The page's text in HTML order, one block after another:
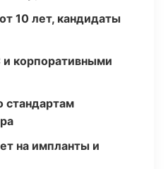
10 лет, кандидаты
корпоративными
стандартам
на импланты и